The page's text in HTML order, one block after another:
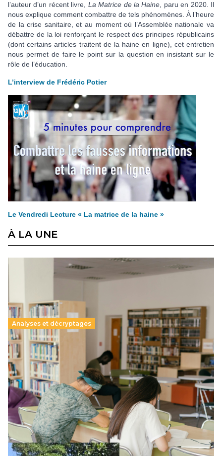
l’auteur d’un récent livre, La Matrice de la Haine , paru en 2020. Il
nous explique comment combattre de tels phénomènes. À l’heure
de la crise sanitaire, et au moment où l’Assemblée nationale va
débattre de la loi renforçant le respect des principes républicains
(dont certains articles traitent de la haine en ligne), cet entretien
nous permet de faire le point sur la question en insistant sur le
rôle de l’éducation.
L’interview de Frédéric Potier
Le Vendredi Lecture « La matrice de la haine »
À LA UNE
Analyses et décryptages
Supérieur privé : une dérive qui met à mal la
promesse républicaine
11 juillet 2026-
Le projet de loi sur la régulation de l’enseignement
supérieur privé met en lumière l’amplification d’un système
qui relègue l’acte pédagogique au superfétatoire, voire à…
Lire la suite →